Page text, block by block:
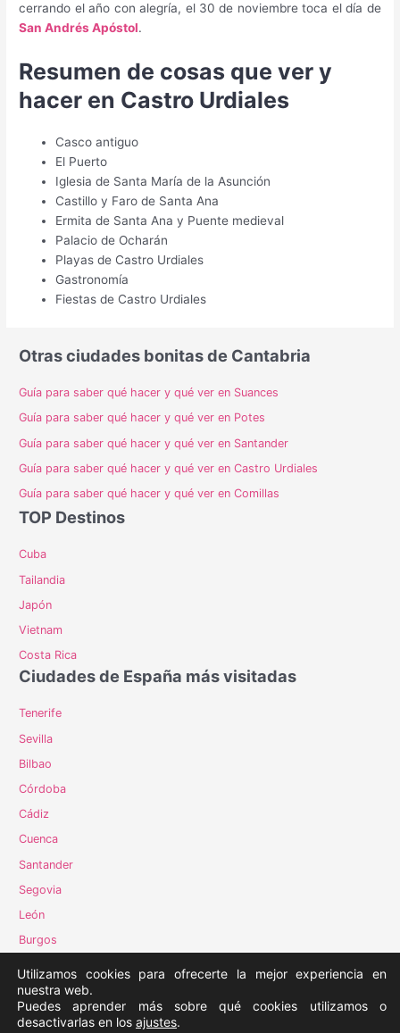
cerrando el año con alegría, el 30 de noviembre toca el día de
San Andrés Apóstol.
Resumen de cosas que ver y
hacer en Castro Urdiales
Casco antiguo
El Puerto
Iglesia de Santa María de la Asunción
Castillo y Faro de Santa Ana
Ermita de Santa Ana y Puente medieval
Palacio de Ocharán
Playas de Castro Urdiales
Gastronomía
Fiestas de Castro Urdiales
Otras ciudades bonitas de Cantabria
Guía para saber qué hacer y qué ver en Suances
Guía para saber qué hacer y qué ver en Potes
Guía para saber qué hacer y qué ver en Santander
Guía para saber qué hacer y qué ver en Castro Urdiales
Guía para saber qué hacer y qué ver en Comillas
TOP Destinos
Cuba
Tailandia
Japón
Vietnam
Costa Rica
Ciudades de España más visitadas
Tenerife
Sevilla
Bilbao
Córdoba
Cádiz
Cuenca
Santander
Segovia
León
Burgos
Utilizamos cookies para ofrecerte la mejor experiencia en
nuestra web.
Puedes aprender más sobre qué cookies utilizamos o
desactivarlas en los ajustes.